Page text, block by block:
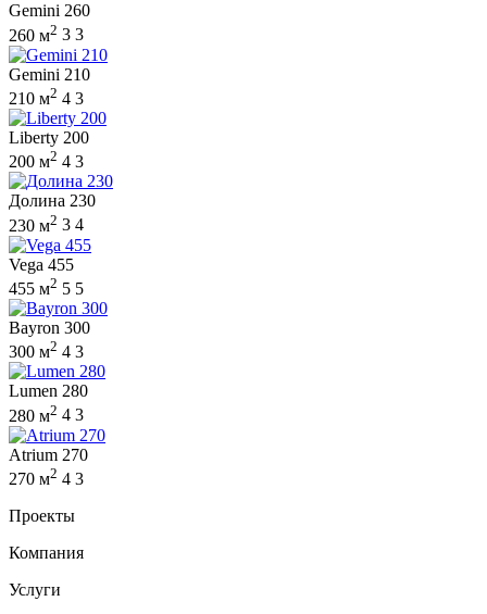
Gemini 260
260 м2 3 3
Gemini 210
210 м2 4 3
Liberty 200
200 м2 4 3
Долина 230
230 м2 3 4
Vega 455
455 м2 5 5
Bayron 300
300 м2 4 3
Lumen 280
280 м2 4 3
Atrium 270
270 м2 4 3
Проекты
Компания
Услуги